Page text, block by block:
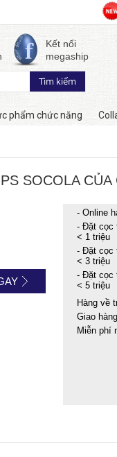
Kết nối
megaship
phẩm chức năng
SOCOLA CỦA
- Online
- Đặt cọc
< 1 triệu
- Đặt cọc
< 3 triệu
- Đặt cọc
< 5 triệu
Hàng về
Giao
Miễn phí